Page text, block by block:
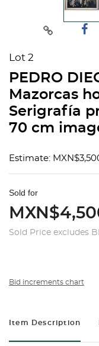
Lot 2
PEDRO
Mazorcas
Serigrafía
70 cm
Estimate:
Sold for
Sold Price excludes
Bid increments chart
Item Description